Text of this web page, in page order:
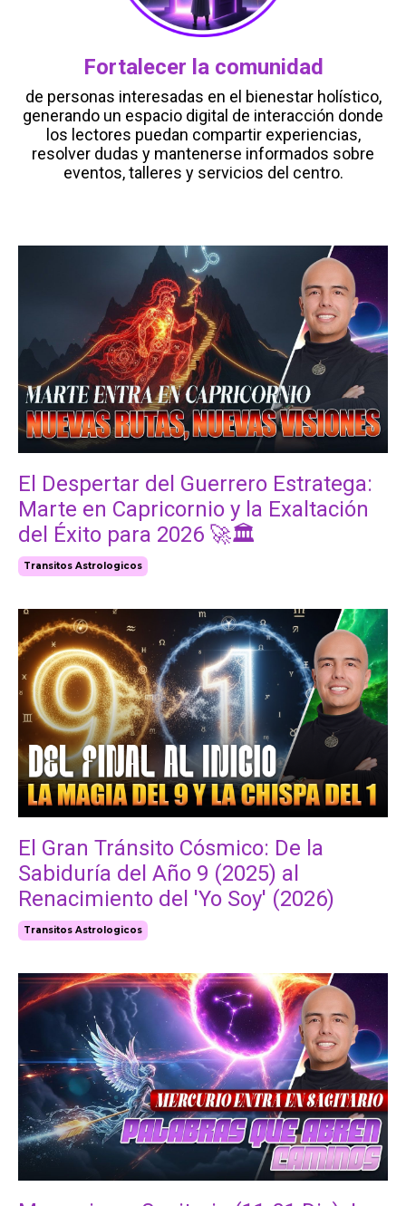
Fortalecer la comunidad
de personas interesadas en el bienestar holístico,
generando un espacio digital de interacción donde
los lectores puedan compartir experiencias,
resolver dudas y mantenerse informados sobre
eventos, talleres y servicios del centro.
El Despertar del Guerrero Estratega:
Marte en Capricornio y la Exaltación
del Éxito para 2026 🚀🏛️
Transitos Astrologicos
El Gran Tránsito Cósmico: De la
Sabiduría del Año 9 (2025) al
Renacimiento del 'Yo Soy' (2026)
Transitos Astrologicos